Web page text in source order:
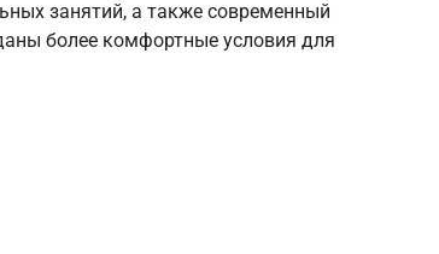
занятий, а также современный
более комфортные условия для